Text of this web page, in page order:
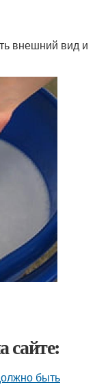
внешний вид и
сайте:
быть